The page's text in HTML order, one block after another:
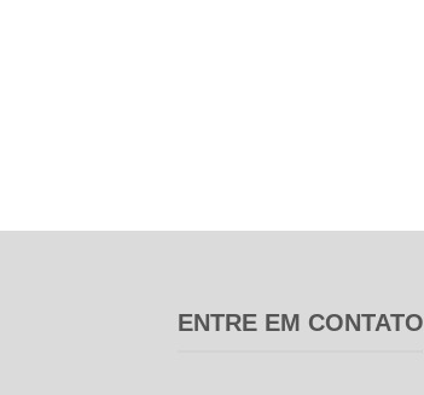
ENTRE EM CONTATO